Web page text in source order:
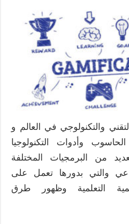
والتكنولوجي في العالم و
وأدوات التكنولوجيا
من البرمجيات المختلفة
والتي بدورها تعمل على
التعلمية وظهور طرق